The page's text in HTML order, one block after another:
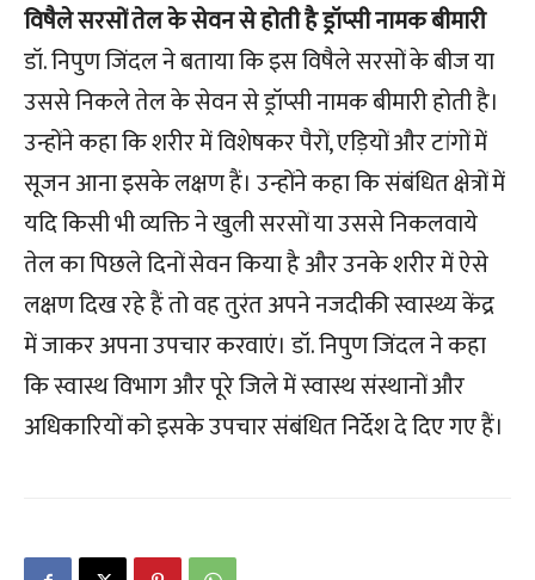
विषैले सरसों तेल के सेवन से होती है ड्रॉप्सी नामक बीमारी
डॉ. निपुण जिंदल ने बताया कि इस विषैले सरसों के बीज या
उससे निकले तेल के सेवन से ड्रॉप्सी नामक बीमारी होती है।
उन्होंने कहा कि शरीर में विशेषकर पैरों, एड़ियों और टांगों में
सूजन आना इसके लक्षण हैं। उन्होंने कहा कि संबंधित क्षेत्रों में
यदि किसी भी व्यक्ति ने खुली सरसों या उससे निकलवाये
तेल का पिछले दिनों सेवन किया है और उनके शरीर में ऐसे
लक्षण दिख रहे हैं तो वह तुरंत अपने नजदीकी स्वास्थ्य केंद्र
में जाकर अपना उपचार करवाएं। डॉ. निपुण जिंदल ने कहा
कि स्वास्थ विभाग और पूरे जिले में स्वास्थ संस्थानों और
अधिकारियों को इसके उपचार संबंधित निर्देश दे दिए गए हैं।